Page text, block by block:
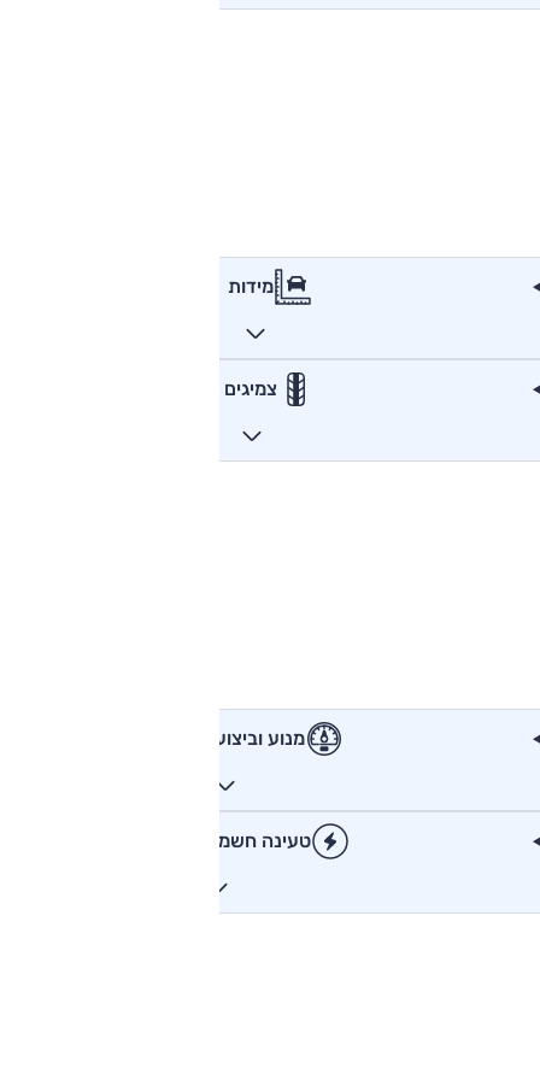
מידות
צמיגים
מנוע וביצועים
טעינה חשמלית